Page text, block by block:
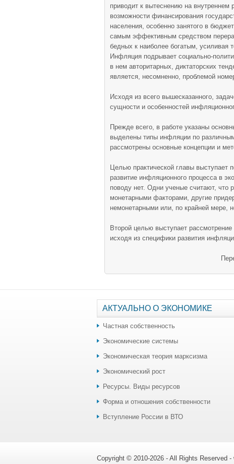
приводит к вытеснению на
возможности финансирования
населения, особенно занятого в
самым эффективным средством
бедных к наиболее богатым, усиливая
Инфляция подрывает социально-
в нем авторитарных, диктаторских
является, несомненно, проблемой
Исходя из всего вышесказанного,
сущности и особенностей
Прежде всего, в работе указаны
выделены типы инфляции по
рассмотрены основные концепции и
Целью практической главы выступает
развитие инфляционного процесса в
поводу нет. Одни ученые считают, что
монетарными факторами, другие
немонетарными или, по крайней мере,
Второй целью выступает
исходя из специфики развития
АКТУАЛЬНО О ЭКОНОМИКЕ
Частная собственность
Экономические системы
Экономическая теория марксизма
Экономический рост
Ресурсы. Виды ресурсов
Форма и отношения собственности
Вступление России в ВТО
Copyright © 2010-2026 - All Rights Reserved -